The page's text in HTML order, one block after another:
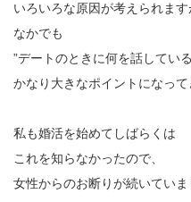
いろいろな原因が考えられます
なかでも
”デートのときに何を話してい
かなり大きなポイントになって
私も婚活を始めてしばらくは
これを知らなかったので、
女性からのお断りが続いていま